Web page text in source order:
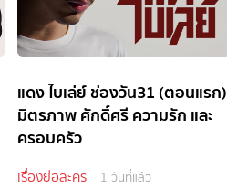
แดง ไบเล่ย์ ช่องวัน31 (ตอนแรก)
มิตรภาพ ศักดิ์ศรี ความรัก และ
ครอบครัว
เรื่องย่อละคร 1 วันที่แล้ว